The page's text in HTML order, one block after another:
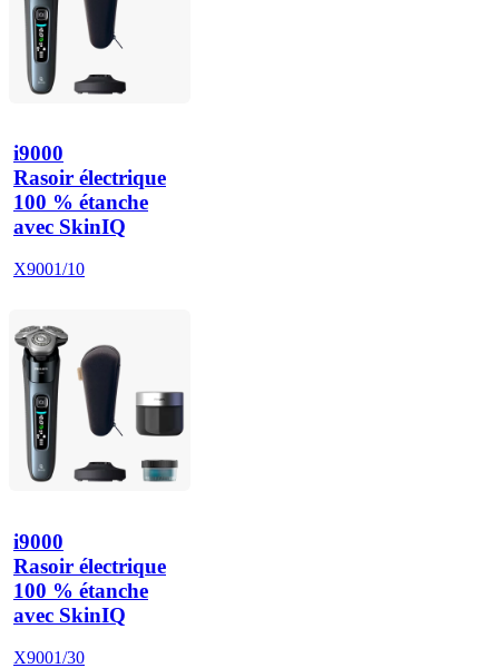
i9000
Rasoir électrique
100 % étanche
avec SkinIQ
X9001/10
i9000
Rasoir électrique
100 % étanche
avec SkinIQ
X9001/30